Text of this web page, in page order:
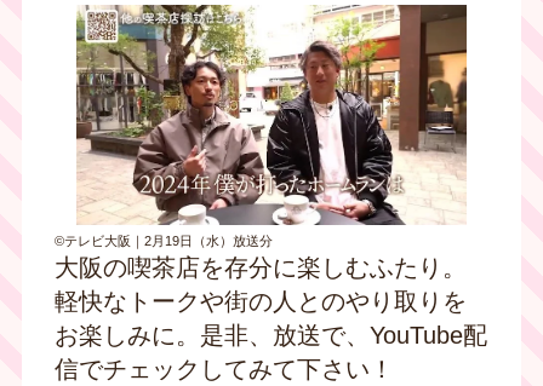
©テレビ大阪｜2月19日（水）放送分
大阪の喫茶店を存分に楽しむふたり。
軽快なトークや街の人とのやり取りを
お楽しみに。 是非、放送で、YouTube配
信でチェックしてみて下さい！